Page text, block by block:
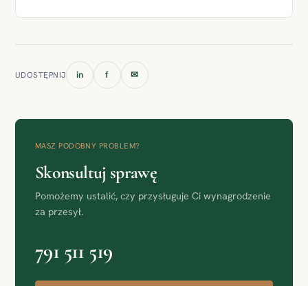
UDOSTĘPNIJ in f ✉
MASZ PODOBNY PROBLEM?
Skonsultuj sprawę
Pomożemy ustalić, czy przysługuje Ci wynagrodzenie
za przesył.
791 511 519